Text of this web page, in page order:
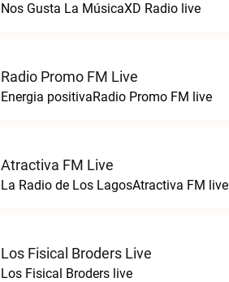
Nos Gusta La MúsicaXD Radio live
Radio Promo FM Live
Energia positivaRadio Promo FM live
Atractiva FM Live
La Radio de Los LagosAtractiva FM live
Los Fisical Broders Live
Los Fisical Broders live